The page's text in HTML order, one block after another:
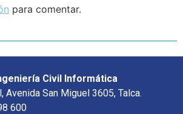
para comentar.
Civil Informática
Avenida San Miguel 3605, Talca.
600